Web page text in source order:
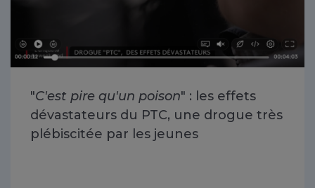
"C'est pire qu'un poison" : les effets
dévastateurs du PTC, une drogue très
plébiscitée par les jeunes